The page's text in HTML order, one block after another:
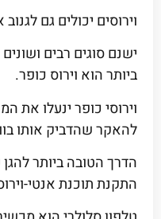
וירוסים יכולים גם
ישנם סוגים רבים
ביותר הוא וירוס כופר.
וירוסי כופר ינעלו
להאקר שהדביק אותו
הדרך הטובה ביותר
התקנת תוכנת אנטי-